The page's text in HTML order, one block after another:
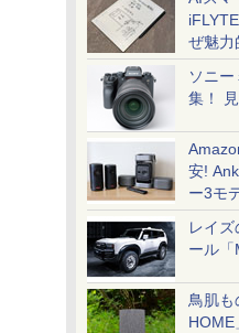
ぜ魅力
ソニ
集！
安!
ー3モ
レイ
ール「
鳥肌も
HOME